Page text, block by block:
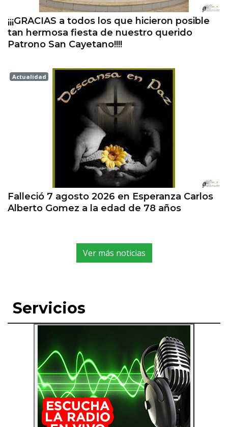
¡¡¡GRACIAS a todos los que hicieron posible
tan hermosa fiesta de nuestro querido
Patrono San Cayetano!!!!
Actualidad
Falleció 7 agosto 2026 en Esperanza Carlos
Alberto Gomez a la edad de 78 años
Ver más noticias
Servicios